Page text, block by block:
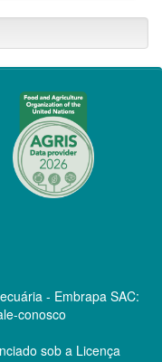
- Embrapa SAC:
conosco
sob a Licença